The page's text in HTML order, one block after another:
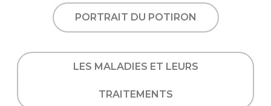
PORTRAIT DU POTIRON
LES MALADIES ET LEURS
TRAITEMENTS